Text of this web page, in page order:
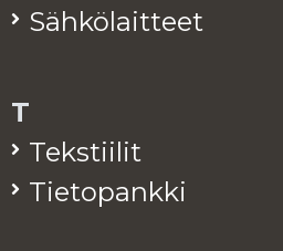
Säh­kö­lait­teet
T
Teks­tii­lit
Tie­to­pank­ki